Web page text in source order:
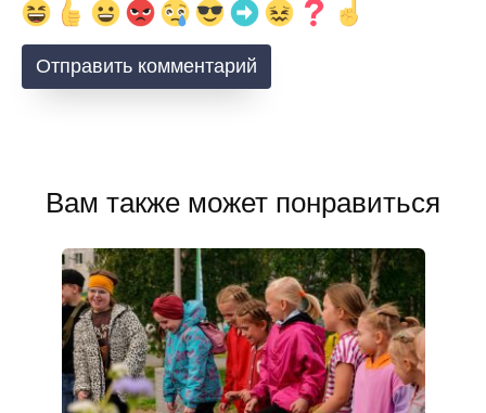
Вам также может понравиться